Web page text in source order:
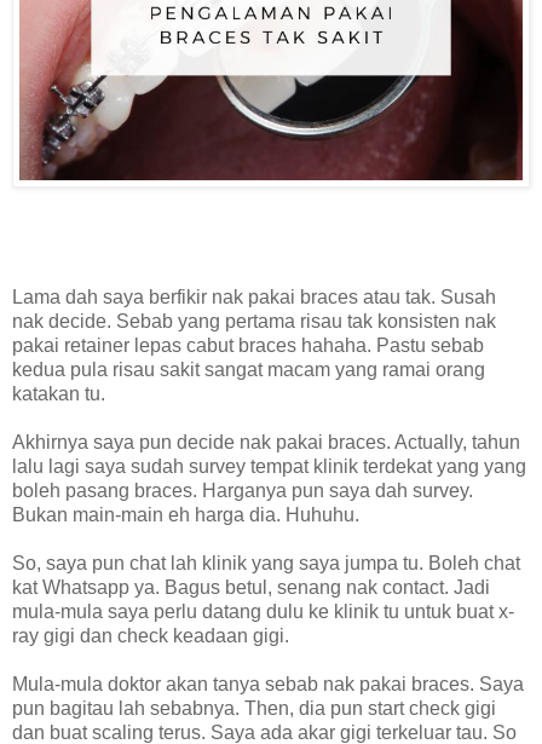
Lama dah saya berfikir nak pakai braces atau tak. Susah
nak decide. Sebab yang pertama risau tak konsisten nak
pakai retainer lepas cabut braces hahaha. Pastu sebab
kedua pula risau sakit sangat macam yang ramai orang
katakan tu.
Akhirnya saya pun decide nak pakai braces. Actually, tahun
lalu lagi saya sudah survey tempat klinik terdekat yang yang
boleh pasang braces. Harganya pun saya dah survey.
Bukan main-main eh harga dia. Huhuhu.
So, saya pun chat lah klinik yang saya jumpa tu. Boleh chat
kat Whatsapp ya. Bagus betul, senang nak contact. Jadi
mula-mula saya perlu datang dulu ke klinik tu untuk buat x-
ray gigi dan check keadaan gigi.
Mula-mula doktor akan tanya sebab nak pakai braces. Saya
pun bagitau lah sebabnya. Then, dia pun start check gigi
dan buat scaling terus. Saya ada akar gigi terkeluar tau. So